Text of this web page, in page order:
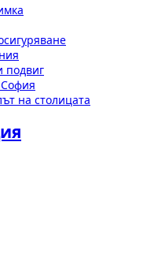
подвиг
София
на столицата